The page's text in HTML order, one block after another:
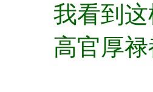
我看到
高官厚